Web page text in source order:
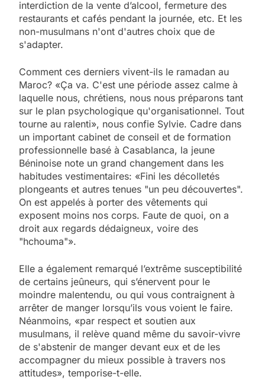
interdiction de la vente d’alcool, fermeture des
restaurants et cafés pendant la journée, etc. Et les
non-musulmans n'ont d'autres choix que de
s'adapter.
Comment ces derniers vivent-ils le ramadan au
Maroc? «Ça va. C'est une période assez calme à
laquelle nous, chrétiens, nous nous préparons tant
sur le plan psychologique qu'organisationnel. Tout
tourne au ralenti», nous confie Sylvie. Cadre dans
un important cabinet de conseil et de formation
professionnelle basé à Casablanca, la jeune
Béninoise note un grand changement dans les
habitudes vestimentaires: «Fini les décolletés
plongeants et autres tenues "un peu découvertes".
On est appelés à porter des vêtements qui
exposent moins nos corps. Faute de quoi, on a
droit aux regards dédaigneux, voire des
"hchouma"».
Elle a également remarqué l’extrême susceptibilité
de certains jeûneurs, qui s’énervent pour le
moindre malentendu, ou qui vous contraignent à
arrêter de manger lorsqu’ils vous voient le faire.
Néanmoins, «par respect et soutien aux
musulmans, il relève quand même du savoir-vivre
de s'abstenir de manger devant eux et de les
accompagner du mieux possible à travers nos
attitudes», temporise-t-elle.